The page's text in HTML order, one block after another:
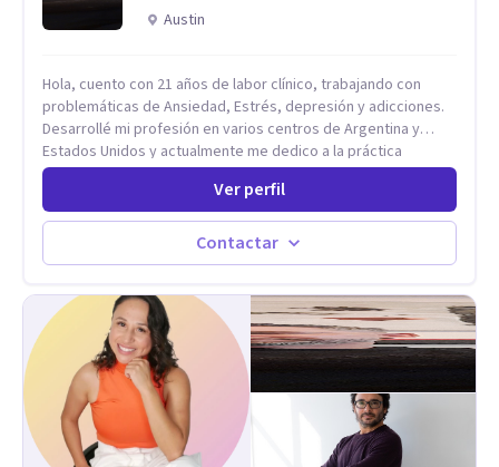
Austin
Hola, cuento con 21 años de labor clínico, trabajando con
problemáticas de Ansiedad, Estrés, depresión y adicciones.
Desarrollé mi profesión en varios centros de Argentina y
Estados Unidos y actualmente me dedico a la práctica
privada. Utilizo terapias cognitivas conductuales basadas en
evidencia científica con comprobados resultados. Los
objetivos terapéuticos están centrados en brindar
herramientas concretas para el cambio, que permitan
desarrollar nuevas habilidades y estrategias basadas en la
Ver perfil
Contactar